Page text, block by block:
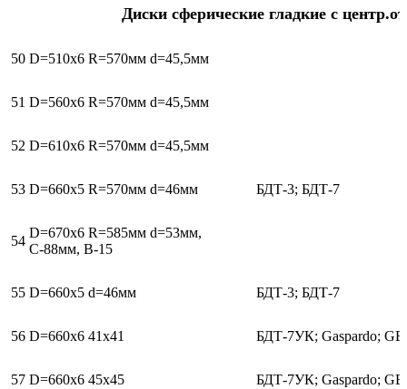
Диски сферические гладкие с
50 D=510х6 R=570мм d=45,5мм
51 D=560х6 R=570мм d=45,5мм
52 D=610х6 R=570мм d=45,5мм
53 D=660х5 R=570мм d=46мм БДТ-3; БДТ-7
54
D=670х6 R=585мм d=53мм,
С-88мм, В-15
55 D=660х5 d=46мм БДТ-3; БДТ-7
56 D=660х6 41х41 БДТ-7УК; Gaspardo;
57 D=660х6 45х45 БДТ-7УК; Gaspardo;